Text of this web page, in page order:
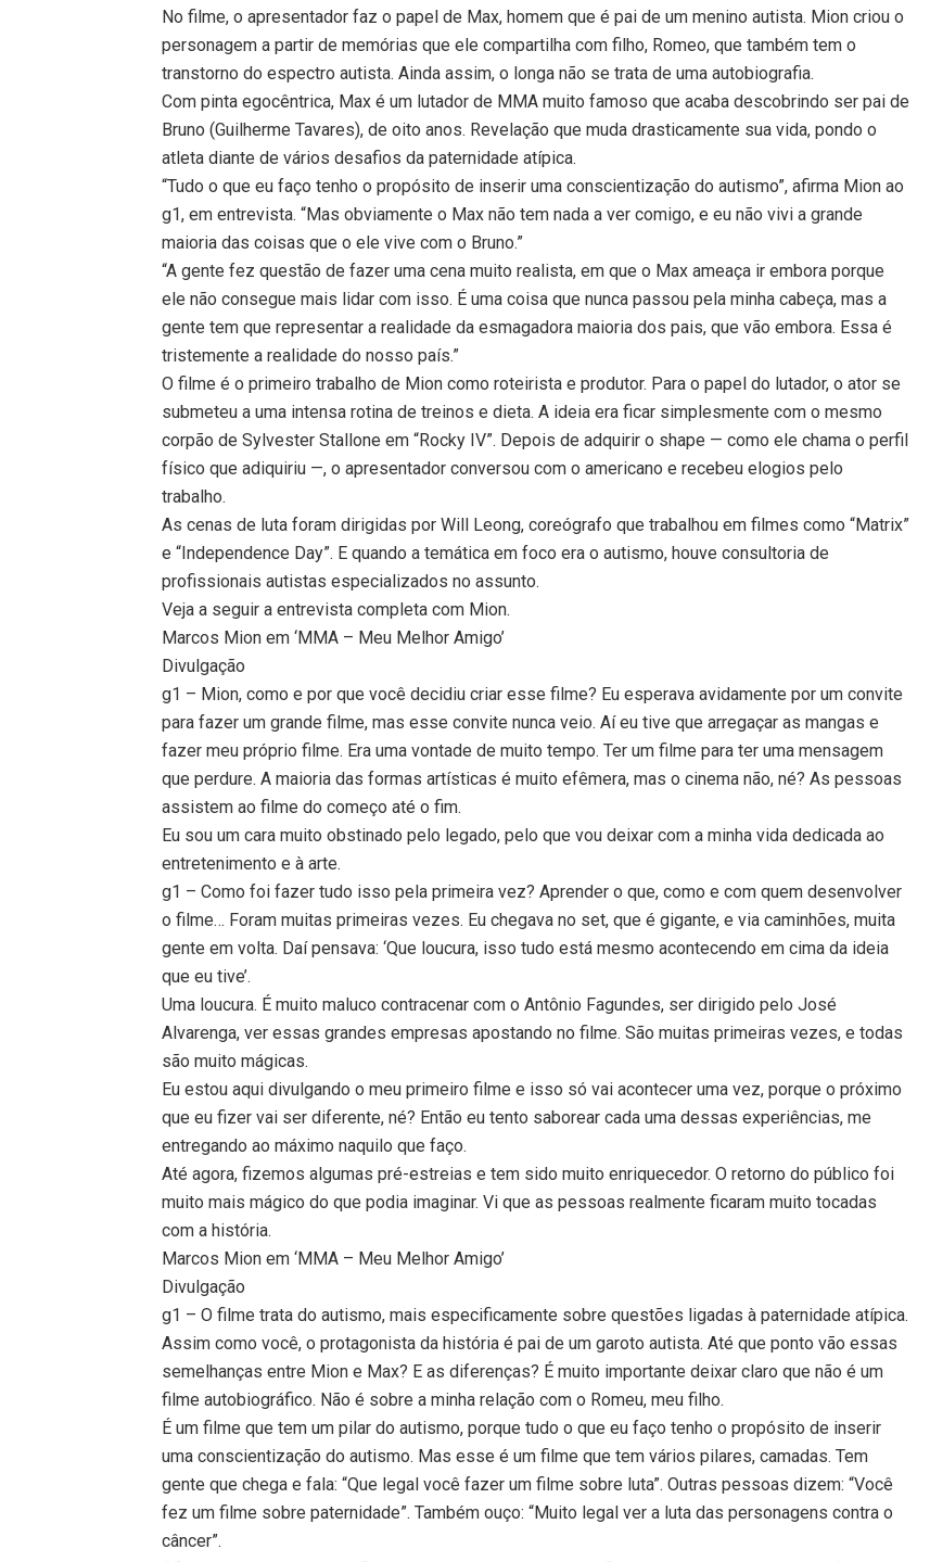
No filme, o apresentador faz o papel de Max, homem que é pai de um menino autista. Mion criou o
personagem a partir de memórias que ele compartilha com filho, Romeo, que também tem o
transtorno do espectro autista. Ainda assim, o longa não se trata de uma autobiografia.
Com pinta egocêntrica, Max é um lutador de MMA muito famoso que acaba descobrindo ser pai de
Bruno (Guilherme Tavares), de oito anos. Revelação que muda drasticamente sua vida, pondo o
atleta diante de vários desafios da paternidade atípica.
“Tudo o que eu faço tenho o propósito de inserir uma conscientização do autismo”, afirma Mion ao
g1, em entrevista. “Mas obviamente o Max não tem nada a ver comigo, e eu não vivi a grande
maioria das coisas que o ele vive com o Bruno.”
“A gente fez questão de fazer uma cena muito realista, em que o Max ameaça ir embora porque
ele não consegue mais lidar com isso. É uma coisa que nunca passou pela minha cabeça, mas a
gente tem que representar a realidade da esmagadora maioria dos pais, que vão embora. Essa é
tristemente a realidade do nosso país.”
O filme é o primeiro trabalho de Mion como roteirista e produtor. Para o papel do lutador, o ator se
submeteu a uma intensa rotina de treinos e dieta. A ideia era ficar simplesmente com o mesmo
corpão de Sylvester Stallone em “Rocky IV”. Depois de adquirir o shape — como ele chama o perfil
físico que adiquiriu —, o apresentador conversou com o americano e recebeu elogios pelo
trabalho.
As cenas de luta foram dirigidas por Will Leong, coreógrafo que trabalhou em filmes como “Matrix”
e “Independence Day”. E quando a temática em foco era o autismo, houve consultoria de
profissionais autistas especializados no assunto.
Veja a seguir a entrevista completa com Mion.
Marcos Mion em ‘MMA – Meu Melhor Amigo’
Divulgação
g1 – Mion, como e por que você decidiu criar esse filme? Eu esperava avidamente por um convite
para fazer um grande filme, mas esse convite nunca veio. Aí eu tive que arregaçar as mangas e
fazer meu próprio filme. Era uma vontade de muito tempo. Ter um filme para ter uma mensagem
que perdure. A maioria das formas artísticas é muito efêmera, mas o cinema não, né? As pessoas
assistem ao filme do começo até o fim.
Eu sou um cara muito obstinado pelo legado, pelo que vou deixar com a minha vida dedicada ao
entretenimento e à arte.
g1 – Como foi fazer tudo isso pela primeira vez? Aprender o que, como e com quem desenvolver
o filme… Foram muitas primeiras vezes. Eu chegava no set, que é gigante, e via caminhões, muita
gente em volta. Daí pensava: ‘Que loucura, isso tudo está mesmo acontecendo em cima da ideia
que eu tive’.
Uma loucura. É muito maluco contracenar com o Antônio Fagundes, ser dirigido pelo José
Alvarenga, ver essas grandes empresas apostando no filme. São muitas primeiras vezes, e todas
são muito mágicas.
Eu estou aqui divulgando o meu primeiro filme e isso só vai acontecer uma vez, porque o próximo
que eu fizer vai ser diferente, né? Então eu tento saborear cada uma dessas experiências, me
entregando ao máximo naquilo que faço.
Até agora, fizemos algumas pré-estreias e tem sido muito enriquecedor. O retorno do público foi
muito mais mágico do que podia imaginar. Vi que as pessoas realmente ficaram muito tocadas
com a história.
Marcos Mion em ‘MMA – Meu Melhor Amigo’
Divulgação
g1 – O filme trata do autismo, mais especificamente sobre questões ligadas à paternidade atípica.
Assim como você, o protagonista da história é pai de um garoto autista. Até que ponto vão essas
semelhanças entre Mion e Max? E as diferenças? É muito importante deixar claro que não é um
filme autobiográfico. Não é sobre a minha relação com o Romeu, meu filho.
É um filme que tem um pilar do autismo, porque tudo o que eu faço tenho o propósito de inserir
uma conscientização do autismo. Mas esse é um filme que tem vários pilares, camadas. Tem
gente que chega e fala: “Que legal você fazer um filme sobre luta”. Outras pessoas dizem: “Você
fez um filme sobre paternidade”. Também ouço: “Muito legal ver a luta das personagens contra o
câncer”.